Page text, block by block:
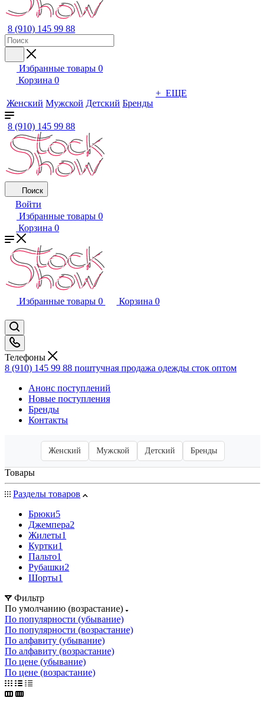
8 (910) 145 99 88
Избранные товары 0
Корзина 0
Женский Мужской Детский Бренды
+ ЕЩЕ
8 (910) 145 99 88
Поиск
Войти
Избранные товары 0
Корзина 0
Избранные товары 0 Корзина 0
Телефоны
8 (910) 145 99 88 поштучная продажа одежды сток оптом
Анонс поступлений
Новые поступления
Бренды
Контакты
Женский Мужской Детский Бренды
Товары
Разделы товаров
Брюки5
Джемпера2
Жилеты1
Куртки1
Пальто1
Рубашки2
Шорты1
Фильтр
По умолчанию (возрастание)
По популярности (убывание)
По популярности (возрастание)
По алфавиту (убывание)
По алфавиту (возрастание)
По цене (убывание)
По цене (возрастание)